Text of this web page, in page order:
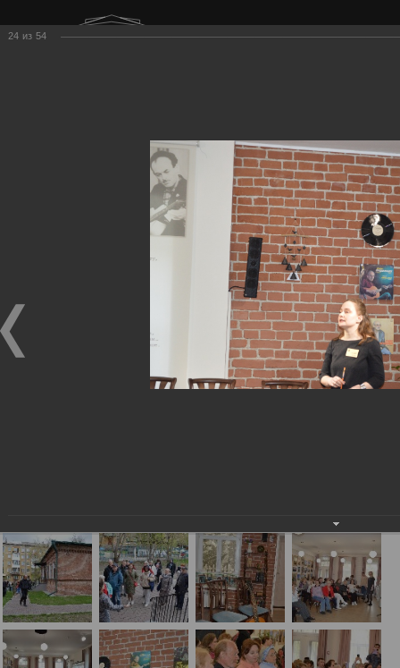
г. Нижний Тагил
Поиск
Фотоальбом
2024 год
Экскурсия в Доме Окуджавы
Экскурсия в Доме Окуджавы
18.05.2024
24 из 54